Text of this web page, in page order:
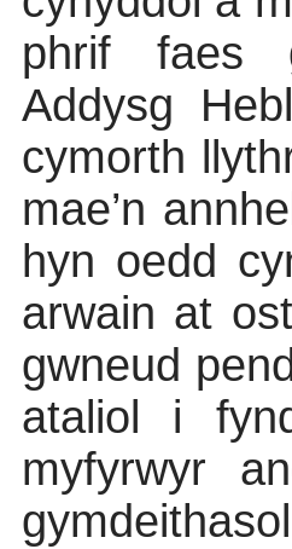
phrif faes
Addysg
cymorth
mae’n
hyn oedd
arwain at
gwneud
ataliol i
myfyrwyr